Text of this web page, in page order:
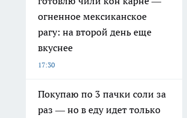
огненное мексиканское
рагу: на второй день еще
вкуснее
17:30
Покупаю по 3 пачки соли за
раз — но в еду идет только